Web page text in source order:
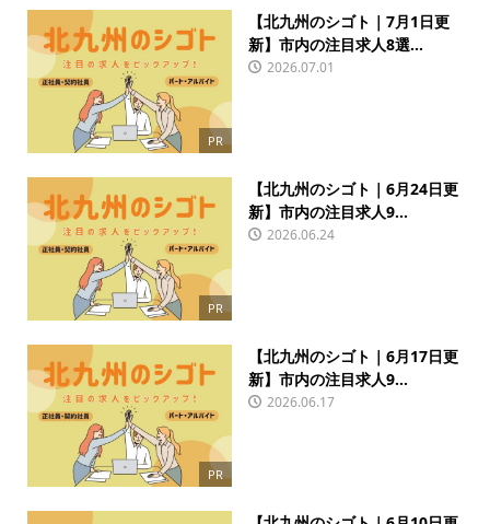
PR
【北九州のシゴト｜7月1日更
新】市内の注目求人8選...
2026.07.01
PR
【北九州のシゴト｜6月24日更
新】市内の注目求人9...
2026.06.24
PR
【北九州のシゴト｜6月17日更
新】市内の注目求人9...
2026.06.17